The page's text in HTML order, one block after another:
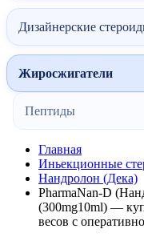
Дизайнерские
Жиросжигатели
Пептиды
Главная
Иньекционные
Нандролон (Дека)
PharmaNan-D
(300mg10ml) —
весов с